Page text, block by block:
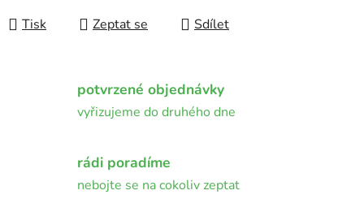
Tisk
Zeptat se Sdílet
potvrzené objednávky
vyřizujeme do druhého dne
rádi poradíme
nebojte se na cokoliv zeptat